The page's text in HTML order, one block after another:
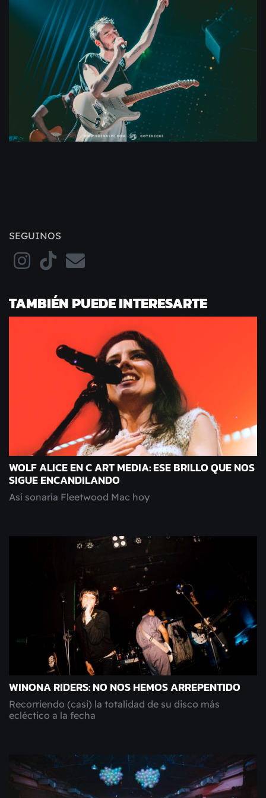
SEGUINOS
TAMBIÉN PUEDE INTERESARTE
WOLF ALICE EN C ART MEDIA: ESE BRILLO QUE NOS
SIGUE ENCANDILANDO
Así sonaría Fleetwood Mac hoy
WINONA RIDERS: NO NOS HEMOS ARREPENTIDO
Recorriendo (casi) la totalidad de su disco más
ecléctico a la fecha